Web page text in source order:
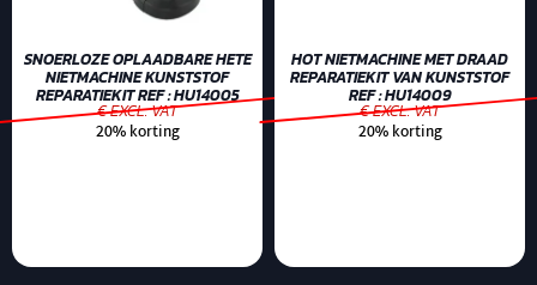
SNOERLOZE OPLAADBARE HETE
NIETMACHINE KUNSTSTOF
REPARATIEKIT REF : HU14005
€ EXCL. VAT
20% korting
HOT NIETMACHINE MET DRAAD
REPARATIEKIT VAN KUNSTSTOF
REF : HU14009
€ EXCL. VAT
20% korting